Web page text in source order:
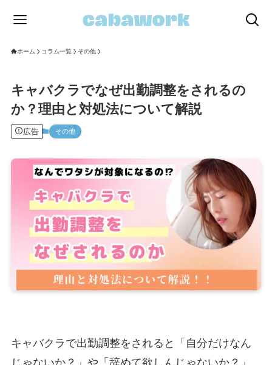
ホーム コラム一覧 その他
キャバクラでなぜ出勤調整をされるの
か？理由と対処法について解説
広告 その他
キャバクラで出勤調整をされると「自分だけなん